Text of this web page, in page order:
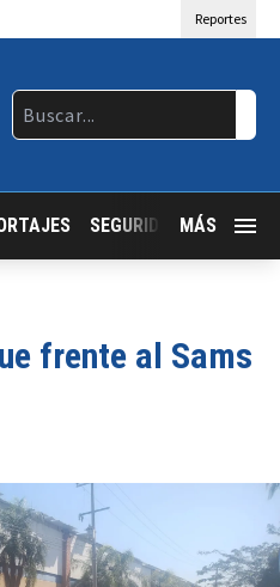
Reportes
SEGURIDAD JALISCO
MÁS
frente al Sams